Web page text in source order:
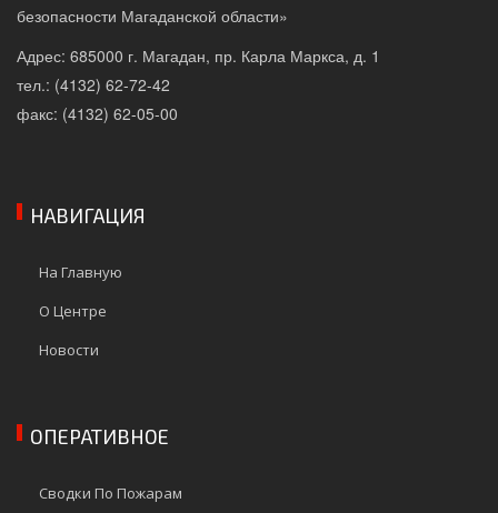
безопасности Магаданской области»
Адрес: 685000 г. Магадан, пр. Карла Маркса, д. 1
тел.: (4132) 62-72-42
факс: (4132) 62-05-00
НАВИГАЦИЯ
На Главную
О Центре
Новости
ОПЕРАТИВНОЕ
Сводки По Пожарам